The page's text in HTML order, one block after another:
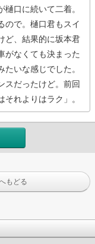
口に続いて二着。
ので。樋口君もスイ
ど、結果的に坂本君
がなくても決まった
いな感じでした。
スだったけど。前回
れよりはラク」。
もどる